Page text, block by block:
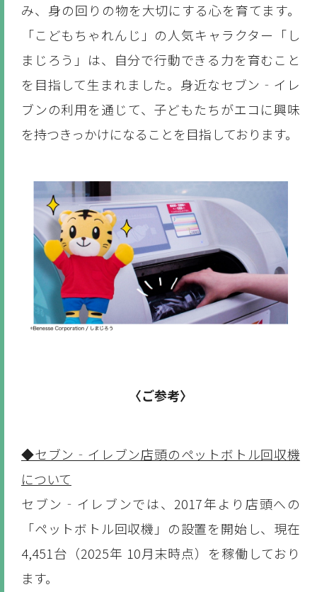
み、身の回りの物を大切にする心を育てます。
「こどもちゃれんじ」の人気キャラクター「し
まじろう」は、自分で行動できる力を育むこと
を目指して生まれました。身近なセブン‐イレ
ブンの利用を通じて、子どもたちがエコに興味
を持つきっかけになることを目指しております。
〈ご参考〉
◆セブン‐イレブン店頭のペットボトル回収機
について
セブン‐イレブンでは、2017年より店頭への
「ペットボトル回収機」の設置を開始し、現在
4,451台（2025年 10月末時点）を稼働しており
ます。